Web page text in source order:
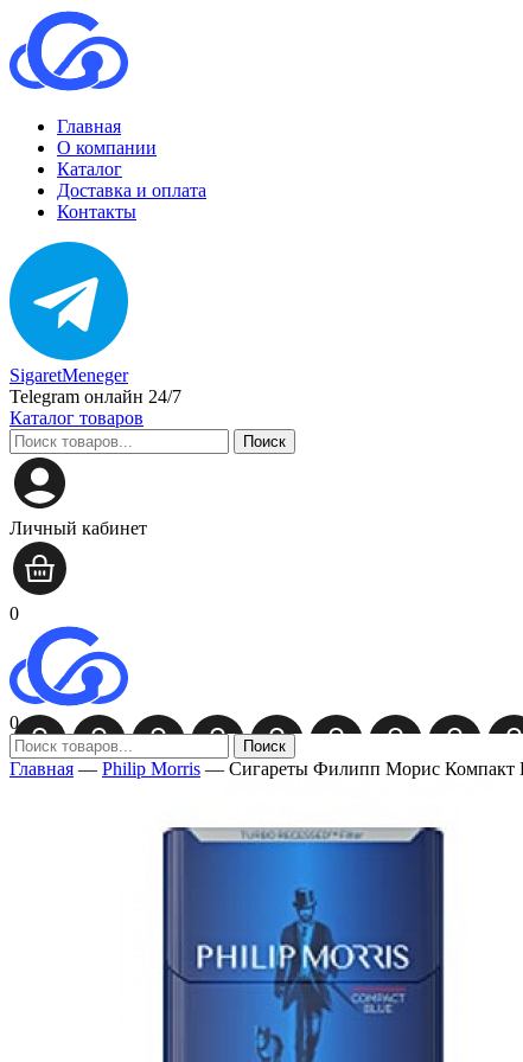
Главная
О компании
Каталог
Доставка и оплата
Контакты
SigaretMeneger
Telegram онлайн 24/7
Каталог товаров
Поиск
Личный кабинет
0
0
Поиск
Главная — Philip Morris — Сигареты Филипп Морис Компакт